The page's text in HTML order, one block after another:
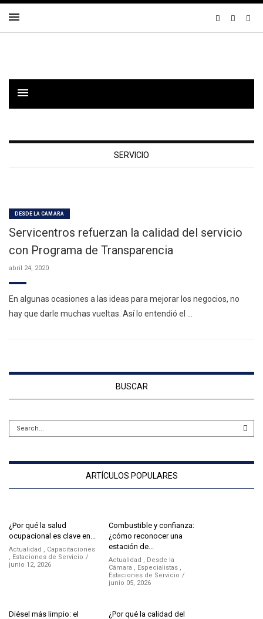
SERVICIO
DESDE LA CÁMARA
Servicentros refuerzan la calidad del servicio
con Programa de Transparencia
abril 24, 2020
En algunas ocasiones a las ideas para mejorar los negocios, no
hay que darle muchas vueltas. Así lo entendió el …
BUSCAR
ARTÍCULOS POPULARES
¿Por qué la salud
ocupacional es clave en...
Actualidad , Capacitaciones
, Estaciones de Servicio
junio 12, 2026
Combustible y confianza:
¿cómo reconocer una
estación de...
Actualidad , Desde la
Cámara , Especialistas ,
Estaciones de Servicio
junio 05, 2026
Diésel más limpio: el
¿Por qué la calidad del